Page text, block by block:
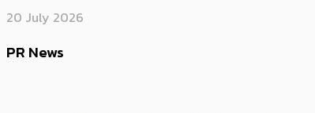
20 July 2026
PR News